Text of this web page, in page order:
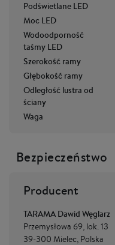
Podświetlane LED
Moc LED
Wodoodporność
taśmy LED
Szerokość ramy
Głębokość ramy
Odległość lustra od
ściany
Waga
Bezpieczeństwo
Producent
TARAMA Dawid Węglarz
Przemysłowa 69, lok. 13
39-300 Mielec, Polska